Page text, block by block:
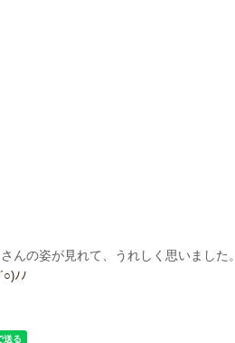
んの姿が見れて、うれしく思いました。
ﾉﾉ